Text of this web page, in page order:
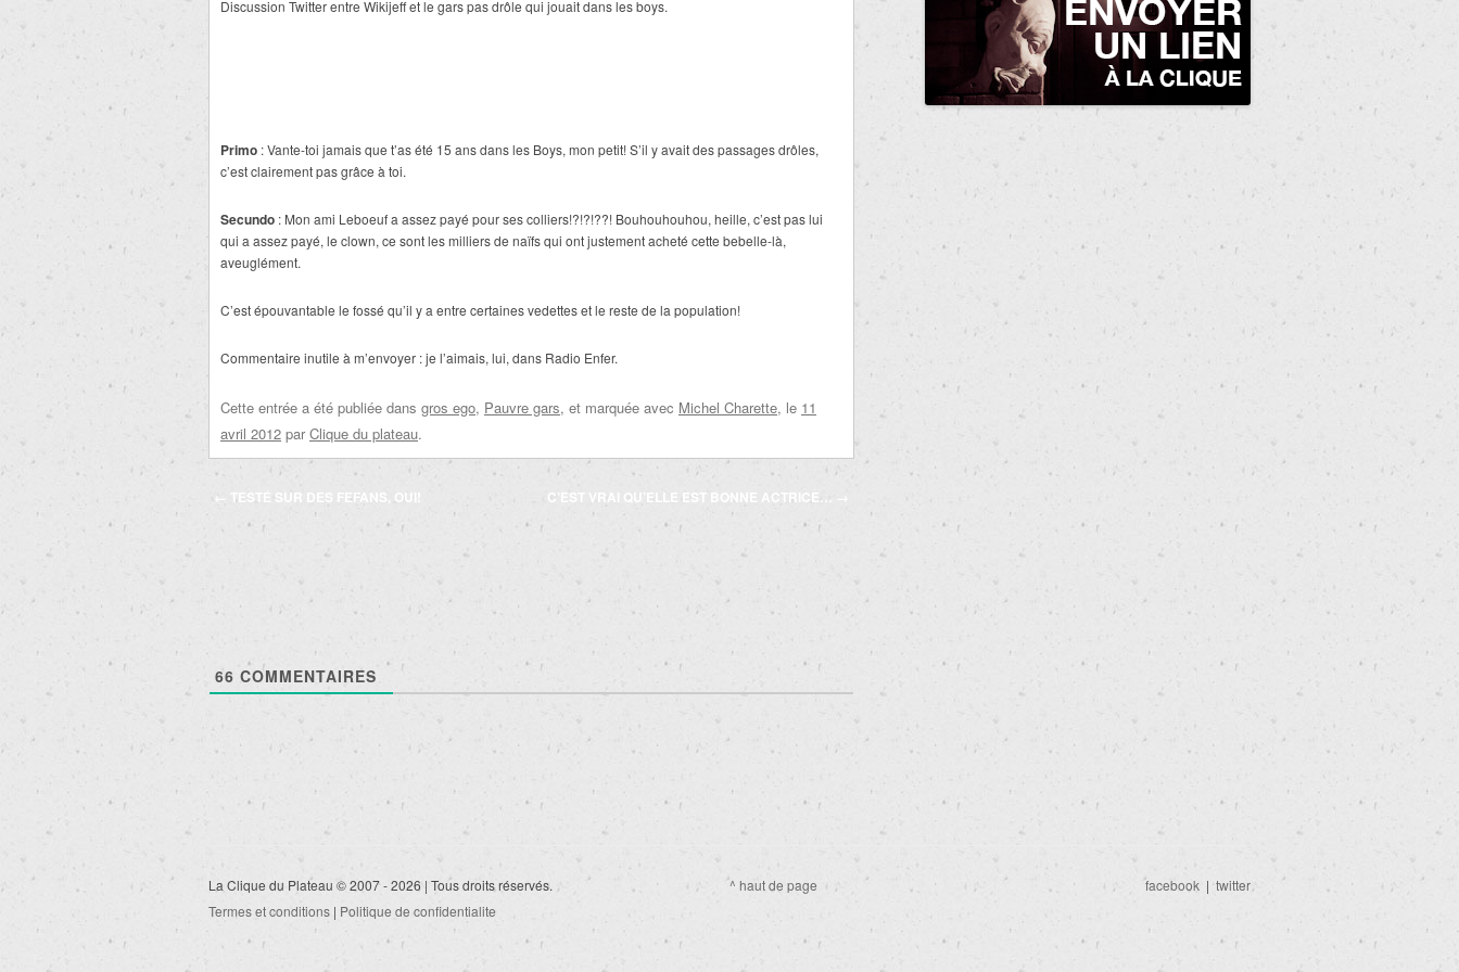
Discussion Twitter entre Wikijeff et le gars pas drôle qui jouait dans les boys.
Primo : Vante-toi jamais que t’as été 15 ans dans les Boys, mon petit! S’il y avait des passages drôles,
c’est clairement pas grâce à toi.
Secundo : Mon ami Leboeuf a assez payé pour ses colliers!?!?!??! Bouhouhouhou, heille, c’est pas lui
qui a assez payé, le clown, ce sont les milliers de naïfs qui ont justement acheté cette bebelle-là,
aveuglément.
C’est épouvantable le fossé qu’il y a entre certaines vedettes et le reste de la population!
Commentaire inutile à m’envoyer : je l’aimais, lui, dans Radio Enfer.
Cette entrée a été publiée dans gros ego, Pauvre gars, et marquée avec Michel Charette, le 11
avril 2012 par Clique du plateau.
Navigation
des
← TESTÉ SUR DES FEFANS, OUI! C’EST VRAI QU’ELLE EST BONNE ACTRICE… →
66 COMMENTAIRES
La Clique du Plateau © 2007 - 2026 | Tous droits réservés.
Termes et conditions | Politique de confidentialite
^ haut de page facebook |twitter